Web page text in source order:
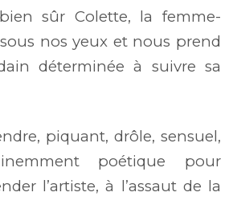
sûr Colette, la femme-
nos yeux et nous prend
déterminée à suivre sa
piquant, drôle, sensuel,
poétique pour
l’artiste, à l’assaut de la